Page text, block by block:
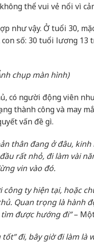
thể vui vẻ nổi vì
như vậy. Ở tuổi 30,
số: 30 tuổi lương 13
chụp màn hình)
có người động viên
thành công và may
vấn đề gì.
thân đang ở đâu,
rất nhỏ, đi làm vài
vin vào đó.
ty hiện tại, hoặc
Quan trọng là hành
được hướng đi”–
đi, bây giờ đi làm